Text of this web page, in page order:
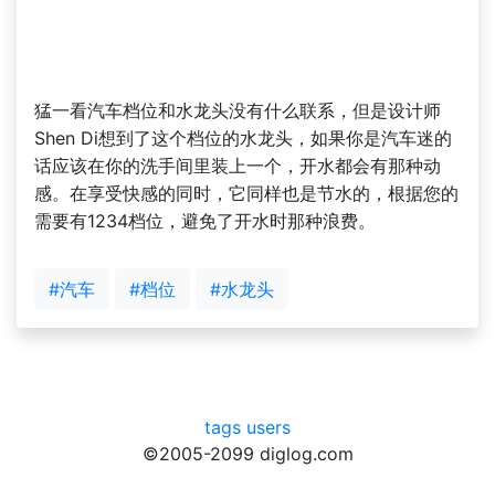
猛一看汽车档位和水龙头没有什么联系，但是设计师
Shen Di想到了这个档位的水龙头，如果你是汽车迷的
话应该在你的洗手间里装上一个，开水都会有那种动
感。在享受快感的同时，它同样也是节水的，根据您的
需要有1234档位，避免了开水时那种浪费。
#汽车 #档位 #水龙头
tags users
©2005-2099 diglog.com